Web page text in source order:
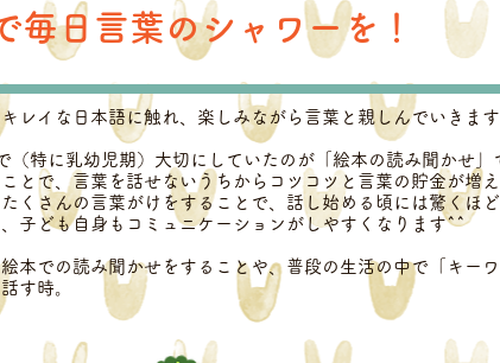
毎日言葉のシャワーを！
レイな日本語に触れ、楽しみながら言葉と親しんでいきま
特に乳幼児期）大切にしていたのが「絵本の読み聞かせ」
とで、言葉を話せないうちからコツコツと言葉の貯金が増え
くさんの言葉がけをすることで、話し始める頃には驚くほ
子ども自身もコミュニケーションがしやすくなります^^
本での読み聞かせをすることや、普段の生活の中で「キー
す時。